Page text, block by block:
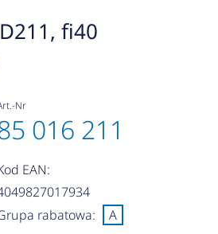
fi40
Nr
016 211
EAN:
rabatowa:
A